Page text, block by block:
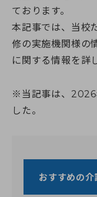
日本語オンライン学
重度訪問介護従業者
福祉用具専門相談員
ワンコインイングリ
ケアマネジャー（介
職業訓練・行政委託事
山梨県
山梨校（甲府商工会
静岡校【開校準備中】
静岡県
よくある質問
修了生の声
介護職仲間づくりプロ
日本語でゆっくり学
ふくしごと
介護の職場マッチング
介護福祉士専用キャ
ふくしごと
受かるんです
LINE登録
資料請求
ております。
本記事では、当校
修の実施機関様の
に関する情報を詳
※当記事は、2026
した。
おすすめの